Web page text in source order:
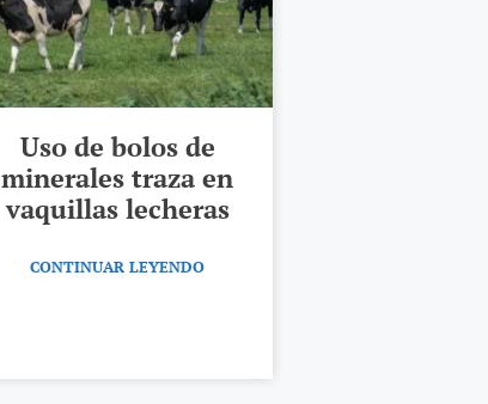
Uso de bolos de
minerales traza en
vaquillas lecheras
CONTINUAR LEYENDO